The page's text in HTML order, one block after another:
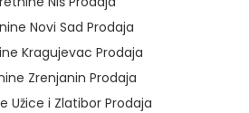
Novi Sad Prodaja
Kragujevac Prodaja
Zrenjanin Prodaja
Užice i Zlatibor Prodaja